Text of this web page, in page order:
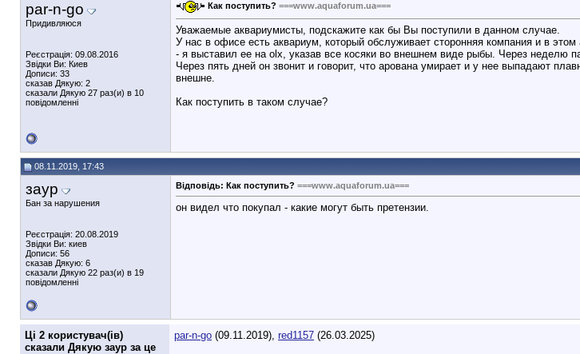
par-n-go
Придивляюся
Реєстрація: 09.08.2016
Звідки Ви: Киев
Дописи: 33
сказав Дякую: 2
сказали Дякую 27 раз(и) в 10
повідомленні
Как поступить? ===www.aquaforum.ua===
Уважаемые аквариумисты, подскажите как бы Вы поступили в данном случае.
У нас в офисе есть аквариум, который обслуживает сторонняя компания и в
- я выставил ее на olx, указав все косяки во внешнем виде рыбы. Через неделю
Через пять дней он звонит и говорит, что арована умирает и у нее выпадают
внешне.
Как поступить в таком случае?
08.11.2019, 17:43
заур
Бан за нарушения
Реєстрація: 20.08.2019
Звідки Ви: киев
Дописи: 56
сказав Дякую: 6
сказали Дякую 22 раз(и) в 19
повідомленні
Відповідь: Как поступить? ===www.aquaforum.ua===
он видел что покупал - какие могут быть претензии.
Ці 2 користувач(ів)
сказали Дякую заур за це
par-n-go (09.11.2019), red1157 (26.03.2025)